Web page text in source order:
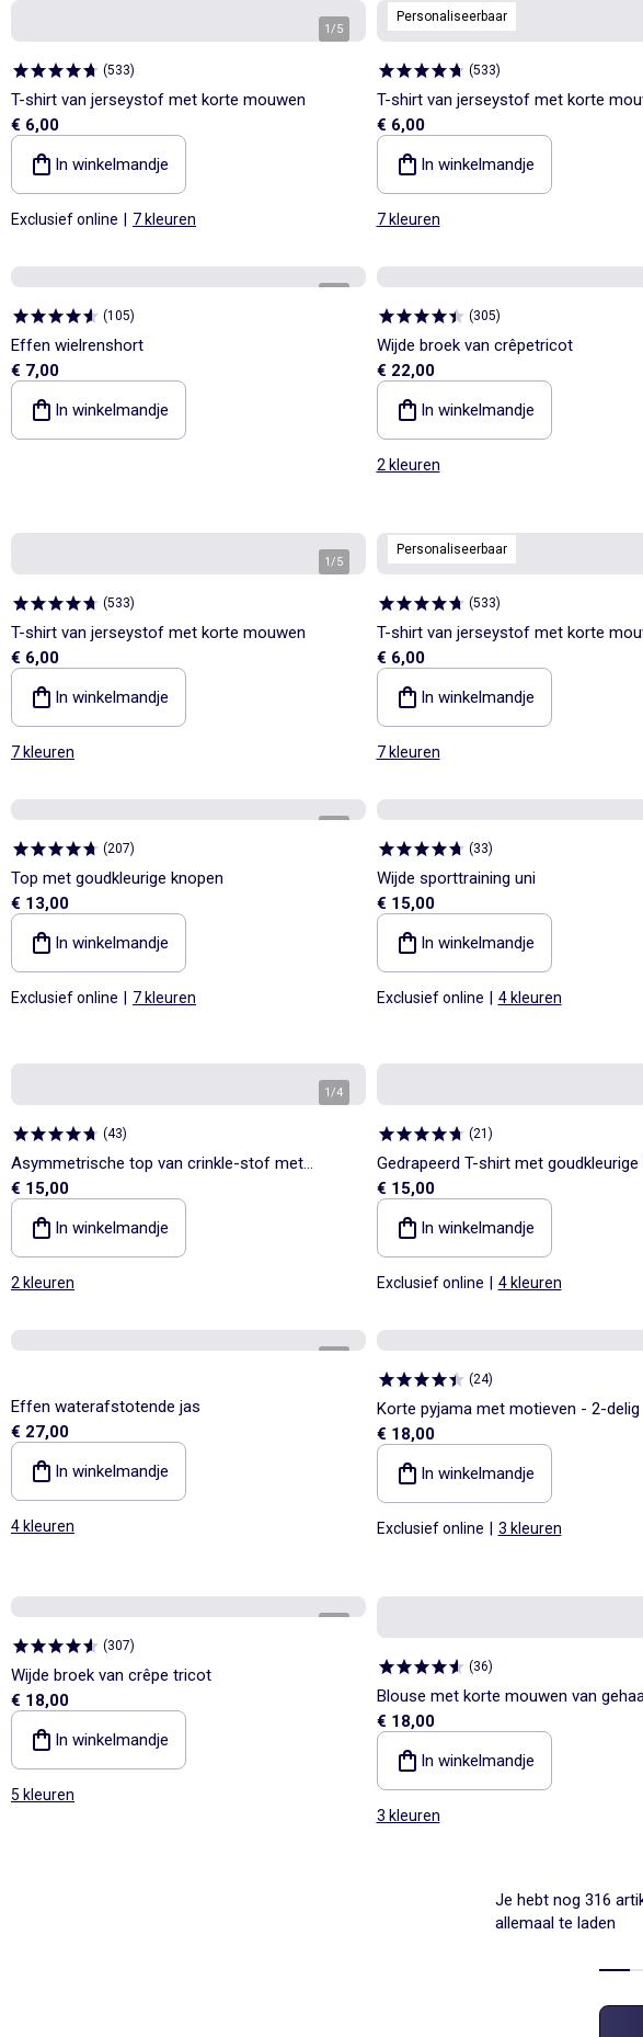
1/5
(533)
T-shirt van jerseystof met korte mouwen
€ 6,00
In winkelmandje
Exclusief online 7 kleuren
Personaliseerbaar
(533)
T-shirt van jerseystof met korte
€ 6,00
In winkelmandje
7 kleuren
(105)
Effen wielrenshort
€ 7,00
In winkelmandje
(305)
Wijde broek van crêpetricot
€ 22,00
In winkelmandje
2 kleuren
1/5
(533)
T-shirt van jerseystof met korte mouwen
€ 6,00
In winkelmandje
7 kleuren
Personaliseerbaar
(533)
T-shirt van jerseystof met korte
€ 6,00
In winkelmandje
7 kleuren
(207)
Top met goudkleurige knopen
€ 13,00
In winkelmandje
Exclusief online 7 kleuren
(33)
Wijde sporttraining uni
€ 15,00
In winkelmandje
Exclusief online 4 kleuren
1/4
(43)
Asymmetrische top van crinkle-stof met
goudkleurig sieraad
€ 15,00
In winkelmandje
2 kleuren
(21 )
Gedrapeerd T-shirt met
€ 15,00
In winkelmandje
Exclusief online 4 kleuren
Effen waterafstotende jas
€ 27,00
In winkelmandje
4 kleuren
(24)
Korte pyjama met motieven - 2-delig
€ 18,00
In winkelmandje
Exclusief online 3 kleuren
(307)
Wijde broek van crêpe tricot
€ 18,00
In winkelmandje
5 kleuren
(36)
Blouse met korte mouwen van
€ 18,00
In winkelmandje
3 kleuren
Je hebt nog 316
allemaal te laden